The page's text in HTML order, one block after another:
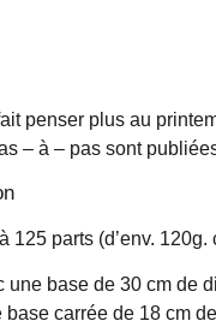
penser plus au
– à – pas sont
125 parts (d’env.
base de 30 cm de
carrée de 18 cm